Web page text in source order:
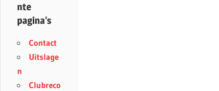
nte
pagina’s
Contact
Uitslage
n
Clubreco